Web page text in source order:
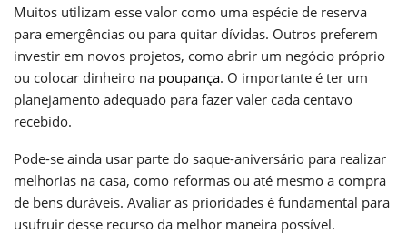
Muitos utilizam esse valor como uma espécie de reserva
para emergências ou para quitar dívidas. Outros preferem
investir em novos projetos, como abrir um negócio próprio
ou colocar dinheiro na poupança. O importante é ter um
planejamento adequado para fazer valer cada centavo
recebido.
Pode-se ainda usar parte do saque-aniversário para realizar
melhorias na casa, como reformas ou até mesmo a compra
de bens duráveis. Avaliar as prioridades é fundamental para
usufruir desse recurso da melhor maneira possível.